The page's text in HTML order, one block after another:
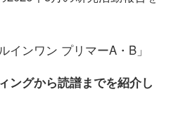
ンワン プリマーA・B」
ングから読譜までを紹介し